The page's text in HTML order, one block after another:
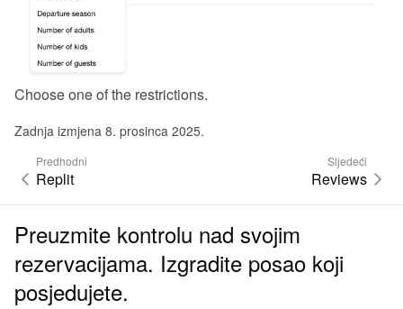
Choose one of the restrictions.
Zadnja izmjena 8. prosinca 2025.
Predhodni
Replit
Sljedeći
Reviews
Preuzmite kontrolu nad svojim
rezervacijama. Izgradite posao koji
posjedujete.